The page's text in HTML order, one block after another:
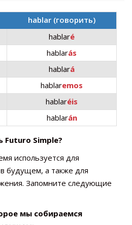
hablar (говорить)
hablaré
hablarás
hablará
hablaremos
hablaréis
hablarán
Futuro Simple?
используется для
будущем, а также для
Запомните следующие
мы собираемся